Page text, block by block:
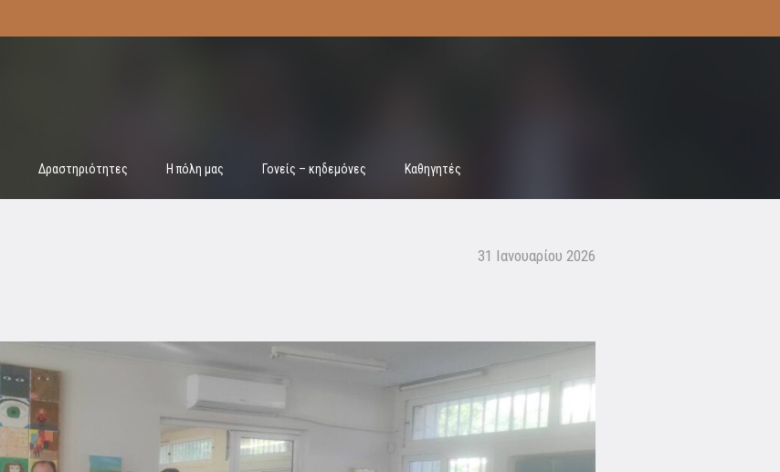
Δραστηριότητες Η πόλη μας Γονείς – κηδεμόνες Καθηγητές
31 Ιανουαρίου 2026